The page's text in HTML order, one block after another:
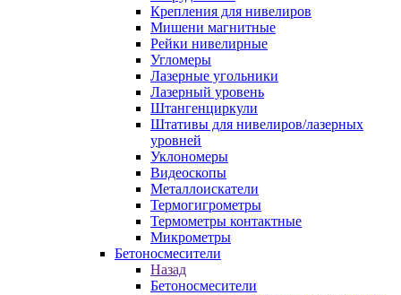
Крепления для нивелиров
Мишени магнитные
Рейки нивелирные
Угломеры
Лазерные угольники
Лазерный уровень
Штангенциркули
Штативы для нивелиров/лазерных
уровней
Уклономеры
Видеоскопы
Металлоискатели
Термогигрометры
Термометры контактные
Микрометры
Бетоносмесители
Назад
Бетоносмесители